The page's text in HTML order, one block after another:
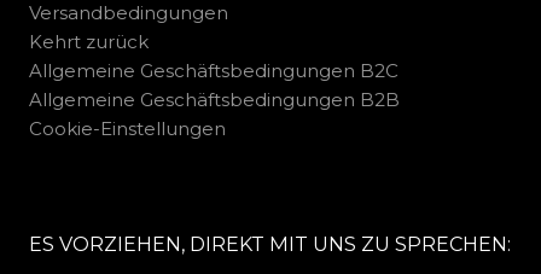
Versandbedingungen
Kehrt zurück
Allgemeine Geschäftsbedingungen B2C
Allgemeine Geschäftsbedingungen B2B
Cookie-Einstellungen
ES VORZIEHEN, DIREKT MIT UNS ZU SPRECHEN: